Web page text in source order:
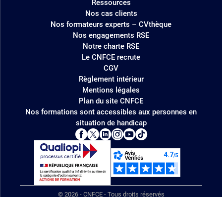
Ressources
Nos cas clients
Nos formateurs experts – CVthèque
Nos engagements RSE
Notre charte RSE
Le CNFCE recrute
CGV
Règlement intérieur
Mentions légales
Plan du site CNFCE
Nos formations sont accessibles aux personnes en
situation de handicap
© 2026 - CNFCE - Tous droits réservés